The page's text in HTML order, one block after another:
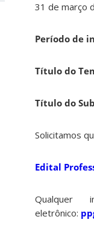
31 de março
Período de
Título do
Título do
Solicitamos
Edital
Qualquer
eletrônico: